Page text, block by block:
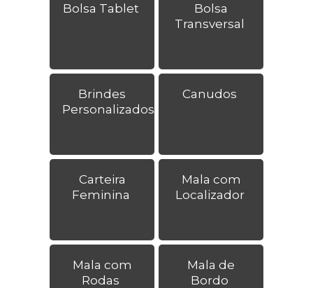
Bolsa Tablet
Bolsa
Transversal
Brindes
Personalizados
Canudos
Carteira
Feminina
Mala com
Localizador
Mala com
Rodas
Mala de
Bordo